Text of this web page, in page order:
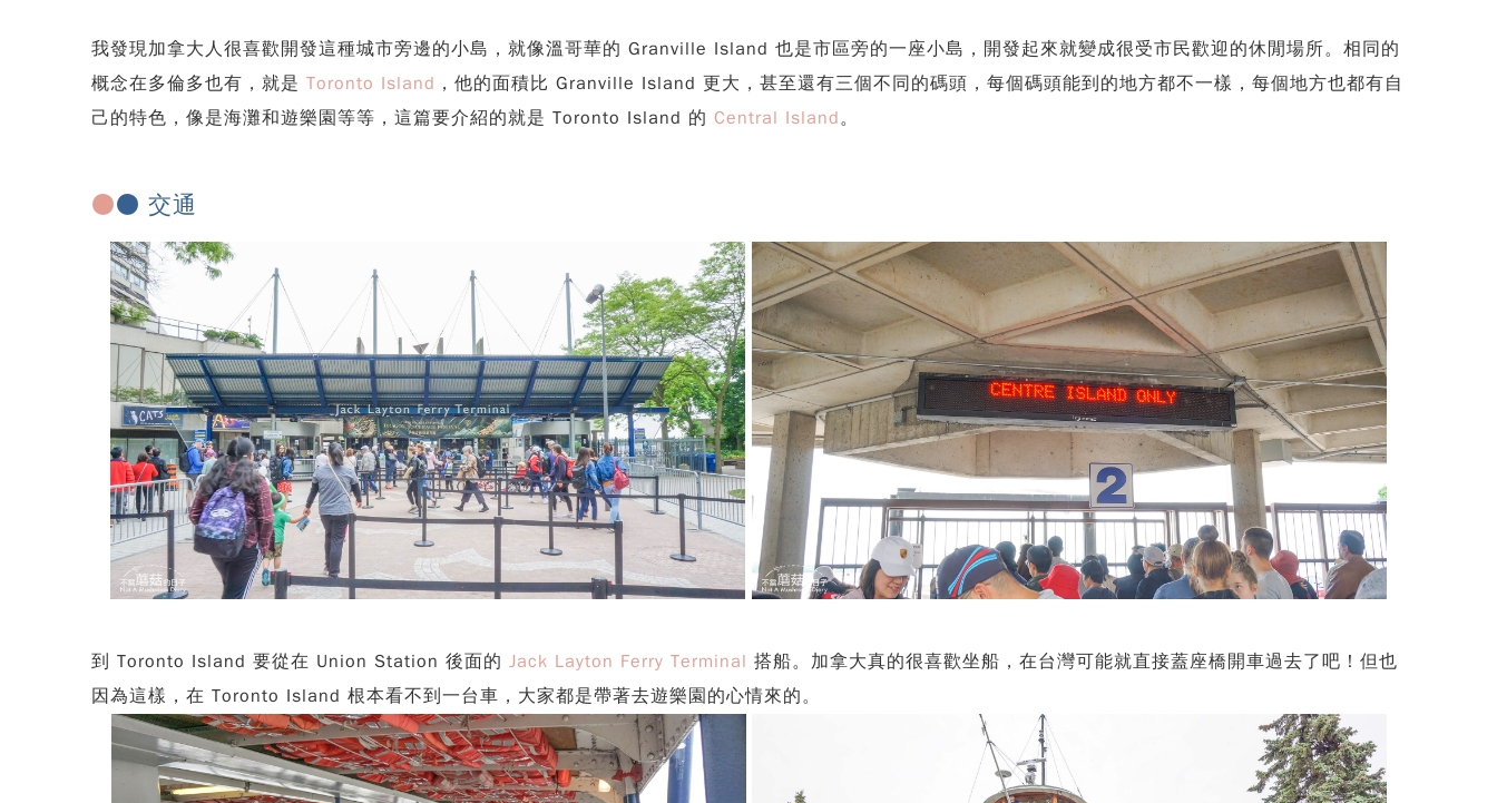
我發現加拿大人很喜歡開發這種城市旁邊的小島，就像溫哥華的 Granville Island 也是市區旁的一座小島，開發起來就變成很受市民歡迎的休閒場所。相同的
概念在多倫多也有，就是 Toronto Island ，他的面積比 Granville Island 更大，甚至還有三個不同的碼頭，每個碼頭能到的地方都不一樣，每個地方也都有自
己的特色，像是海灘和遊樂園等等，這篇要介紹的就是 Toronto Island 的 Central Island。
●● 交通
到 Toronto Island 要從在 Union Station 後面的 Jack Layton Ferry Terminal 搭船。加拿大真的很喜歡坐船，在台灣可能就直接蓋座橋開車過去了吧！但也
因為這樣，在 Toronto Island 根本看不到一台車，大家都是帶著去遊樂園的心情來的。